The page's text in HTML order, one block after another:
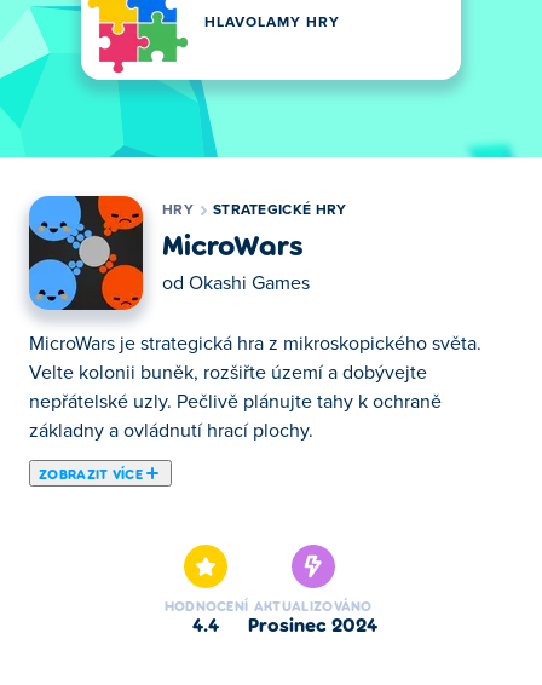
HLAVOLAMY HRY
HRY STRATEGICKÉ HRY
MicroWars
od Okashi Games
MicroWars je strategická hra z mikroskopického světa.
Velte kolonii buněk, rozšiřte území a dobývejte
nepřátelské uzly. Pečlivě plánujte tahy k ochraně
základny a ovládnutí hrací plochy.
ZOBRAZIT VÍCE
HODNOCENÍ
4.4
AKTUALIZOVÁNO
prosinec 2024